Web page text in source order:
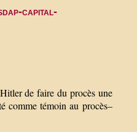
capital-
de faire du procès une
comme témoin au procès–